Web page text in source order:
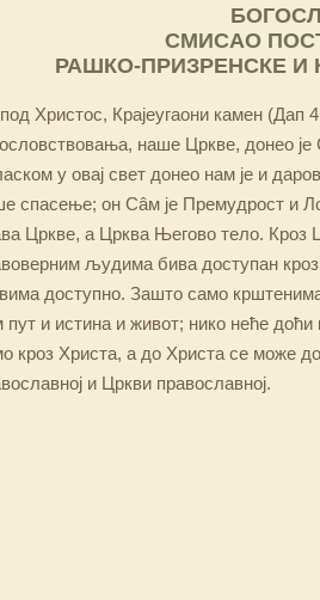
СМИСАО
РАШКО-ПРИЗРЕНСКЕ И
Христос, Крајеугаони камен
наше Цркве, донео
у овај свет донео нам је и
спасење; он Сâм је Премудрост и
Цркве, а Црква Његово тело. Кроз
људима бива доступан кроз
доступно. Зашто само
пут и истина и живот; нико неће
кроз Христа, а до Христа се може
и Цркви православној.